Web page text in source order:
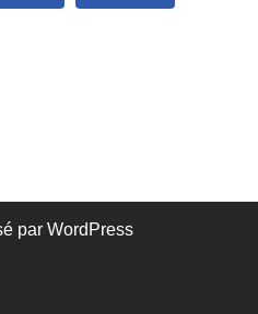
par WordPress